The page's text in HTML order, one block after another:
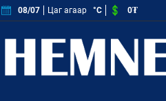
08/07 Цаг агаар °C 0₮